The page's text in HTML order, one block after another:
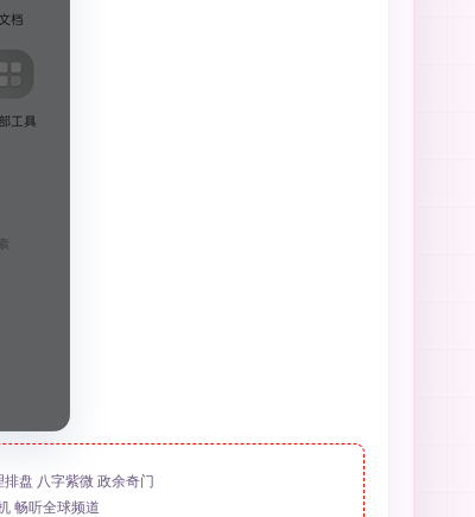
盘 八字紫微 政余奇门
畅听全球频道